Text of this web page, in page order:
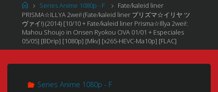
Página
de
Inicio
Series Anime 1080p - F
Fate/kaleid liner
PRISMA☆ILLYA 2wei! (Fate/kaleid liner プリズマ☆イリヤ ツ
ヴァイ!) (2014) [10/10 + Fate/kaleid liner Prisma☆Illya 2wei!:
Mahou Shoujo in Onsen Ryokou OVA 01/01 + Especiales
05/05] [BDrip] [1080p] [Mkv] [x265-HEVC-Ma10p] [FLAC]
Series Anime 1080p - F